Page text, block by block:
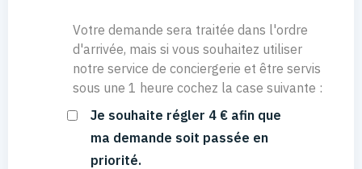
Votre demande sera traitée dans l'ordre
d'arrivée, mais si vous souhaitez utiliser
notre service de conciergerie et être servis
sous une 1 heure cochez la case suivante :
Je souhaite régler 4 € afin que
ma demande soit passée en
priorité.